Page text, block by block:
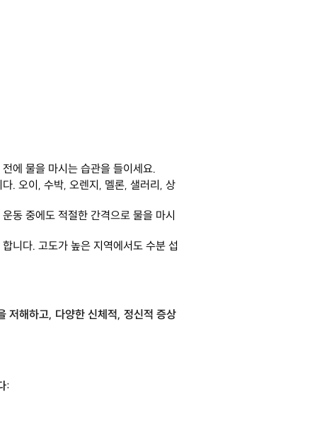
에 물을 마시는 습관을 들이세요.
. 오이, 수박, 오렌지, 멜론, 샐러리, 상
동 중에도 적절한 간격으로 물을 마시
니다. 고도가 높은 지역에서도 수분 섭
저해하고, 다양한 신체적, 정신적 증상
: